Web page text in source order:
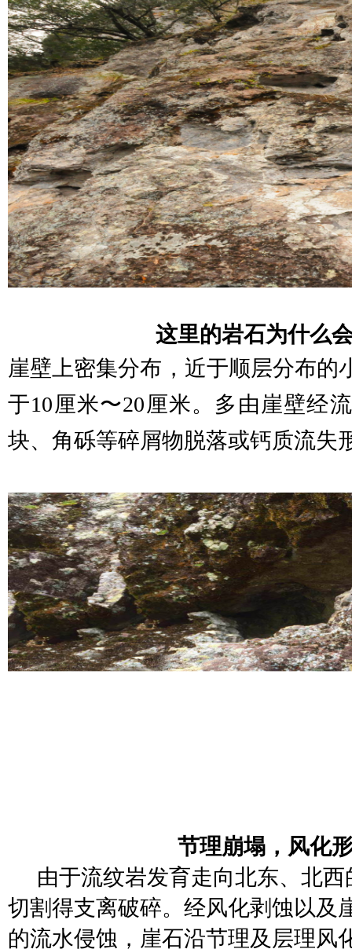
这里的岩石为什么
崖壁上密集分布，近于顺层分布的
于10厘米〜20厘米。多由崖壁经
块、角砾等碎屑物脱落或钙质流失
节理崩塌，风化
由于流纹岩发育走向北东、北
切割得支离破碎。经风化剥蚀以及
的流水侵蚀，崖石沿节理及层理风